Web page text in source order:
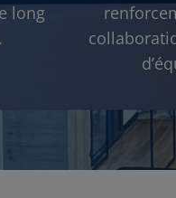
long